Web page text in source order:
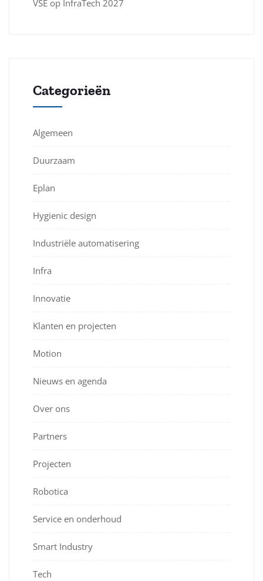
VSE op InfraTech 2027
Categorieën
Algemeen
Duurzaam
Eplan
Hygienic design
Industriële automatisering
Infra
Innovatie
Klanten en projecten
Motion
Nieuws en agenda
Over ons
Partners
Projecten
Robotica
Service en onderhoud
Smart Industry
Tech